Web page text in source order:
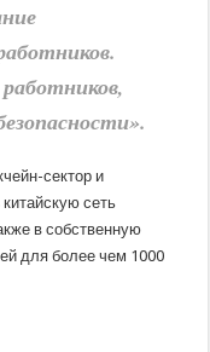
сектор и
сеть
в собственную
для более чем 1000